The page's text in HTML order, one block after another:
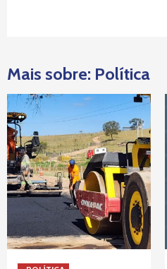
Mais sobre: Política